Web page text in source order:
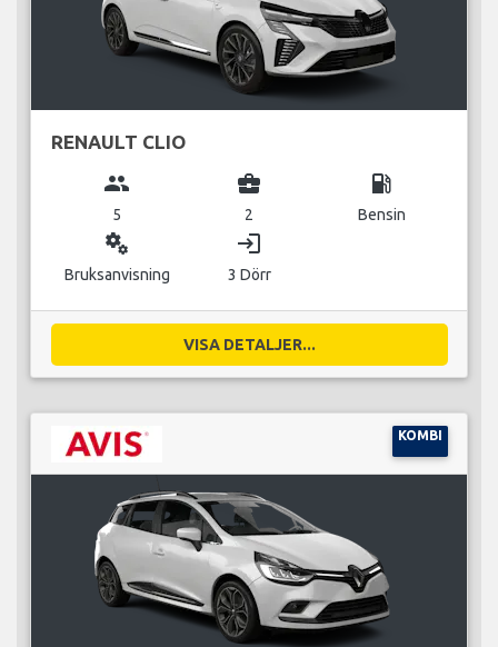
RENAULT CLIO
group
5
business_center
2
local_gas_station
Bensin
miscellaneous_services
Bruksanvisning
login
3 Dörr
VISA DETALJER...
KOMBI